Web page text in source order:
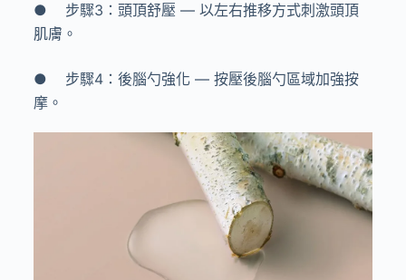
● 步驟3 ：頭頂舒壓 — 以左右推移方式刺激頭頂
肌膚。
● 步驟4：後腦勺強化 — 按壓後腦勺區域加強按
摩。